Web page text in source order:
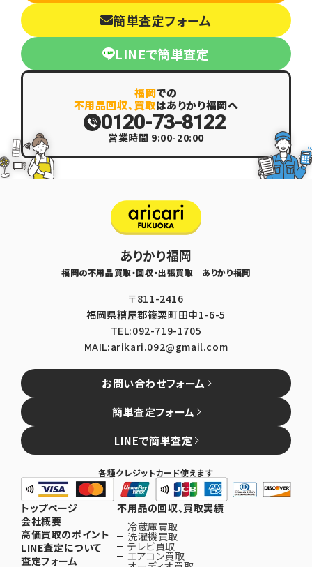
簡単査定フォーム
LINEで簡単査定
福岡での
不用品回収、買取はありかり福岡へ
0120-73-8122
営業時間 9:00-20:00
ありかり福岡
福岡の不用品買取・回収・出張買取｜ありかり福岡
〒811-2416
福岡県糟屋郡篠栗町田中1-6-5
TEL:092-719-1705
MAIL:arikari.092@gmail.com
お問い合わせフォーム
簡単査定フォーム
LINEで簡単査定
各種クレジットカード使えます
トップページ
会社概要
高価買取のポイント
LINE査定について
査定フォーム
不用品の回収、買取実績
冷蔵庫買取
洗濯機買取
テレビ買取
エアコン買取